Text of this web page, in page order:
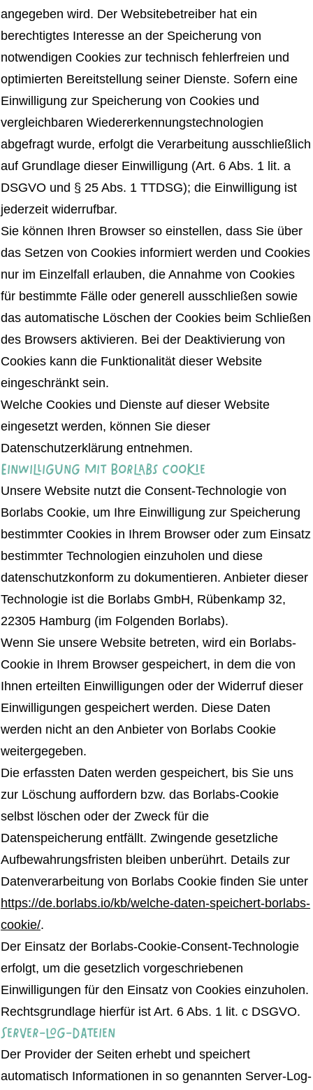
angegeben wird. Der Websitebetreiber hat ein
berechtigtes Interesse an der Speicherung von
notwendigen Cookies zur technisch fehlerfreien und
optimierten Bereitstellung seiner Dienste. Sofern eine
Einwilligung zur Speicherung von Cookies und
vergleichbaren Wiedererkennungstechnologien
abgefragt wurde, erfolgt die Verarbeitung ausschließlich
auf Grundlage dieser Einwilligung (Art. 6 Abs. 1 lit. a
DSGVO und § 25 Abs. 1 TTDSG); die Einwilligung ist
jederzeit widerrufbar.
Sie können Ihren Browser so einstellen, dass Sie über
das Setzen von Cookies informiert werden und Cookies
nur im Einzelfall erlauben, die Annahme von Cookies
für bestimmte Fälle oder generell ausschließen sowie
das automatische Löschen der Cookies beim Schließen
des Browsers aktivieren. Bei der Deaktivierung von
Cookies kann die Funktionalität dieser Website
eingeschränkt sein.
Welche Cookies und Dienste auf dieser Website
eingesetzt werden, können Sie dieser
Datenschutzerklärung entnehmen.
Einwilligung mit Borlabs Cookie
Unsere Website nutzt die Consent-Technologie von
Borlabs Cookie, um Ihre Einwilligung zur Speicherung
bestimmter Cookies in Ihrem Browser oder zum Einsatz
bestimmter Technologien einzuholen und diese
datenschutzkonform zu dokumentieren. Anbieter dieser
Technologie ist die Borlabs GmbH, Rübenkamp 32,
22305 Hamburg (im Folgenden Borlabs).
Wenn Sie unsere Website betreten, wird ein Borlabs-
Cookie in Ihrem Browser gespeichert, in dem die von
Ihnen erteilten Einwilligungen oder der Widerruf dieser
Einwilligungen gespeichert werden. Diese Daten
werden nicht an den Anbieter von Borlabs Cookie
weitergegeben.
Die erfassten Daten werden gespeichert, bis Sie uns
zur Löschung auffordern bzw. das Borlabs-Cookie
selbst löschen oder der Zweck für die
Datenspeicherung entfällt. Zwingende gesetzliche
Aufbewahrungsfristen bleiben unberührt. Details zur
Datenverarbeitung von Borlabs Cookie finden Sie unter
https://de.borlabs.io/kb/welche-daten-speichert-borlabs-
cookie/.
Der Einsatz der Borlabs-Cookie-Consent-Technologie
erfolgt, um die gesetzlich vorgeschriebenen
Einwilligungen für den Einsatz von Cookies einzuholen.
Rechtsgrundlage hierfür ist Art. 6 Abs. 1 lit. c DSGVO.
Server-Log-Dateien
Der Provider der Seiten erhebt und speichert
automatisch Informationen in so genannten Server-Log-